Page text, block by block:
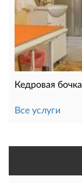
Кедровая бочка
Все услуги